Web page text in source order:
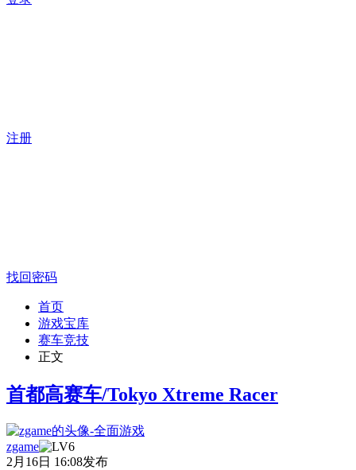
注册
找回密码
首页
游戏宝库
赛车竞技
正文
首都高赛车/Tokyo Xtreme Racer
zgame
2月16日 16:08发布